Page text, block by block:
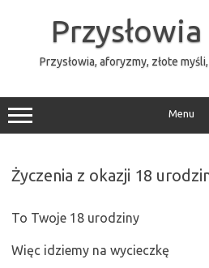
Przysłowia, aforyzmy, złote
Menu
Życzenia z okazji 18
To Twoje 18 urodziny
Więc idziemy na wycieczkę